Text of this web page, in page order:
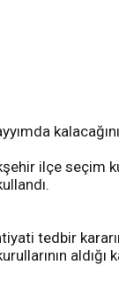
kalacağını
ilçe seçim
tedbir
aldığı